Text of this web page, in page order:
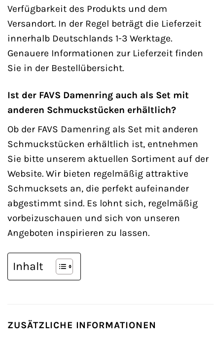
Verfügbarkeit des Produkts und dem
Versandort. In der Regel beträgt die Lieferzeit
innerhalb Deutschlands 1-3 Werktage.
Genauere Informationen zur Lieferzeit finden
Sie in der Bestellübersicht.
Ist der FAVS Damenring auch als Set mit
anderen Schmuckstücken erhältlich?
Ob der FAVS Damenring als Set mit anderen
Schmuckstücken erhältlich ist, entnehmen
Sie bitte unserem aktuellen Sortiment auf der
Website. Wir bieten regelmäßig attraktive
Schmucksets an, die perfekt aufeinander
abgestimmt sind. Es lohnt sich, regelmäßig
vorbeizuschauen und sich von unseren
Angeboten inspirieren zu lassen.
Inhalt
ZUSÄTZLICHE INFORMATIONEN